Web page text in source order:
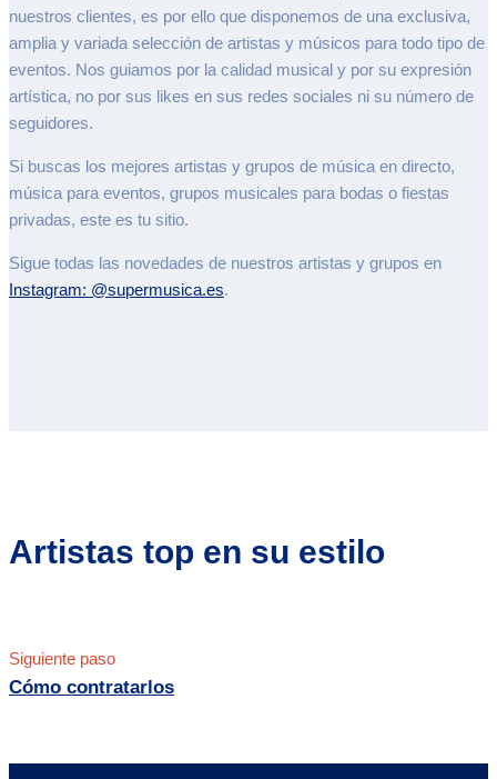
nuestros clientes, es por ello que disponemos de una exclusiva,
amplia y variada selección de artistas y músicos para todo tipo de
eventos. Nos guiamos por la calidad musical y por su expresión
artística, no por sus likes en sus redes sociales ni su número de
seguidores.
Si buscas los mejores artistas y grupos de música en directo,
música para eventos, grupos musicales para bodas o fiestas
privadas, este es tu sitio.
Sigue todas las novedades de nuestros artistas y grupos en
Instagram: @supermusica.es.
Artistas top en su estilo
Siguiente paso
Cómo contratarlos